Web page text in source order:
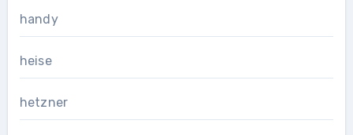
handy
heise
hetzner